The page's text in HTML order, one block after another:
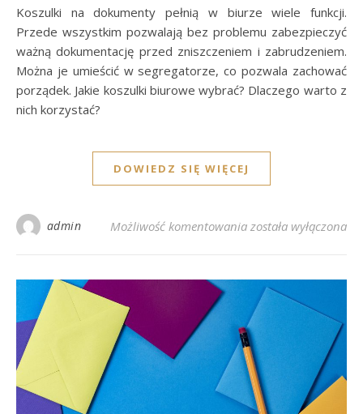
Koszulki na dokumenty pełnią w biurze wiele funkcji.
Przede wszystkim pozwalają bez problemu zabezpieczyć
ważną dokumentację przed zniszczeniem i zabrudzeniem.
Można je umieścić w segregatorze, co pozwala zachować
porządek. Jakie koszulki biurowe wybrać? Dlaczego warto z
nich korzystać?
DOWIEDZ SIĘ WIĘCEJ
admin Możliwość komentowania Koszulki na
została wyłączona